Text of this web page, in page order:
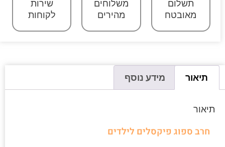
תשלום
מאובטח
משלוחים
מהירים
שירות
לקוחות
תיאור מידע נוסף
תיאור
חרב ספוג פיקסלים לילדים